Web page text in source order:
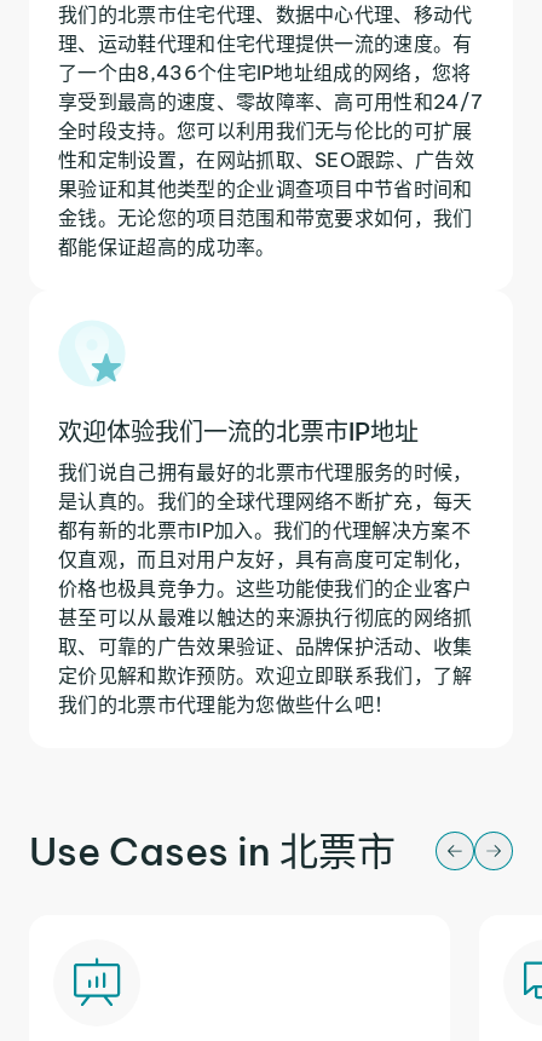
我们的北票市住宅代理、数据中心代理、移动代
理、运动鞋代理和住宅代理提供一流的速度。有
了一个由8,436个住宅IP地址组成的网络，您将
享受到最高的速度、零故障率、高可用性和24/7
全时段支持。您可以利用我们无与伦比的可扩展
性和定制设置，在网站抓取、SEO跟踪、广告效
果验证和其他类型的企业调查项目中节省时间和
金钱。无论您的项目范围和带宽要求如何，我们
都能保证超高的成功率。
欢迎体验我们一流的北票市IP地址
我们说自己拥有最好的北票市代理服务的时候，
是认真的。我们的全球代理网络不断扩充，每天
都有新的北票市IP加入。我们的代理解决方案不
仅直观，而且对用户友好，具有高度可定制化，
价格也极具竞争力。这些功能使我们的企业客户
甚至可以从最难以触达的来源执行彻底的网络抓
取、可靠的广告效果验证、品牌保护活动、收集
定价见解和欺诈预防。欢迎立即联系我们，了解
我们的北票市代理能为您做些什么吧！
Use Cases in 北票市